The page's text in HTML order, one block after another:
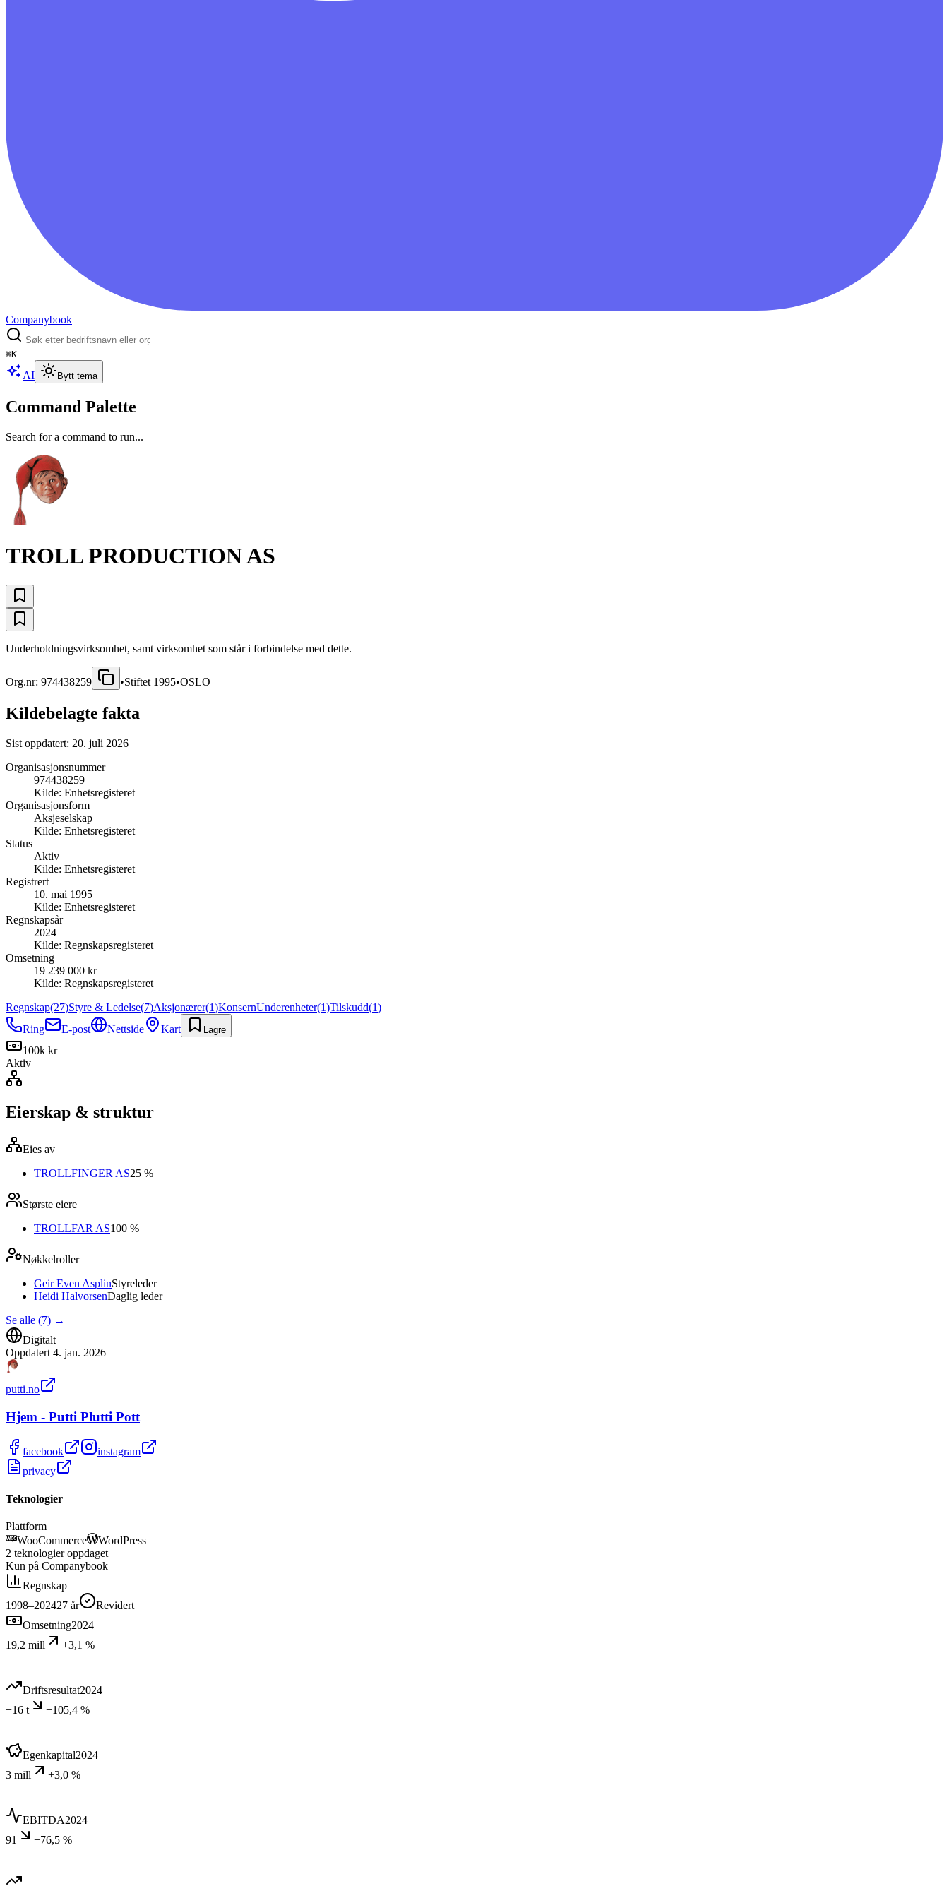
Companybook
⌘K
AI Bytt tema
Command Palette
Search for a command to run...
TROLL PRODUCTION AS
Underholdningsvirksomhet, samt virksomhet som står i forbindelse med dette.
Org.nr: 974438259 •Stiftet 1995•OSLO
Kildebelagte fakta
Sist oppdatert: 20. juli 2026
Organisasjonsnummer
974438259
Kilde: Enhetsregisteret
Organisasjonsform
Aksjeselskap
Kilde: Enhetsregisteret
Status
Aktiv
Kilde: Enhetsregisteret
Registrert
10. mai 1995
Kilde: Enhetsregisteret
Regnskapsår
2024
Kilde: Regnskapsregisteret
Omsetning
19 239 000 kr
Kilde: Regnskapsregisteret
Regnskap(27)Styre & Ledelse(7)Aksjonærer(1)KonsernUnderenheter(1)Tilskudd(1)
Ring
E-post Nettside Kart Lagre
100k kr
Aktiv
Eierskap & struktur
Eies av
TROLLFINGER AS25 %
Største eiere
TROLLFAR AS100 %
Nøkkelroller
Geir Even AsplinStyreleder
Heidi HalvorsenDaglig leder
Se alle (7) →
Digitalt
Oppdatert 4. jan. 2026
putti.no
Hjem - Putti Plutti Pott
facebook
instagram
privacy
Teknologier
Plattform
WooCommerce
WordPress
2 teknologier oppdaget
Kun på Companybook
Regnskap
1998–202427 år
Revidert
Omsetning2024
19,2 mill
+3,1 %
Driftsresultat2024
−16 t
−105,4 %
Egenkapital2024
3 mill
+3,0 %
EBITDA2024
91
−76,5 %